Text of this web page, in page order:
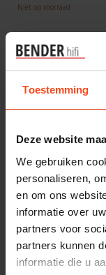
Toestemming
Deze website
We gebruiken
personaliseren,
en om ons
informatie over
partners voor
partners kunnen
informatie die u
Niet op voorraad
ATOHM GT1-
€2.699,00
Op voorraad